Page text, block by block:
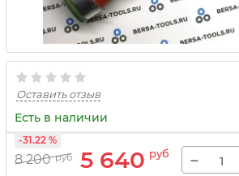
Оставить отзыв
Есть в наличии
8 200 руб 5 640 руб
-31.22 %
−